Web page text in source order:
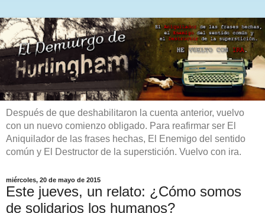
Después de que deshabilitaron la cuenta anterior, vuelvo
con un nuevo comienzo obligado. Para reafirmar ser El
Aniquilador de las frases hechas, El Enemigo del sentido
común y El Destructor de la superstición. Vuelvo con ira.
miércoles, 20 de mayo de 2015
Este jueves, un relato: ¿Cómo somos
de solidarios los humanos?